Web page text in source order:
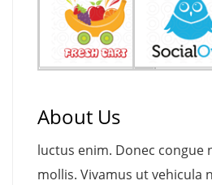
About Us
luctus enim. Donec congue
mollis. Vivamus ut vehicula